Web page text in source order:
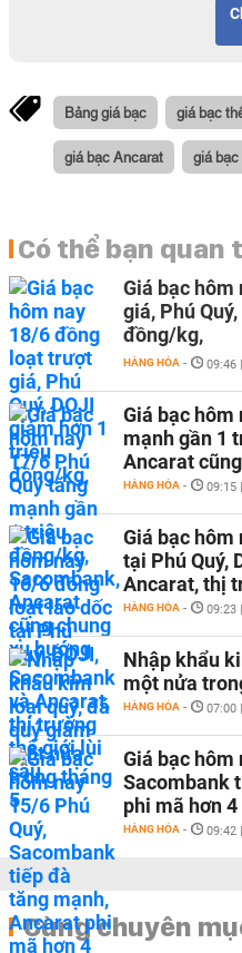
Bảng giá bạc giá bạc
giá bạc Ancarat giá bạc
Có thể bạn quan
Giá bạc
giá, Phú
đồng/kg,
HÀNG HÓA - 09:46
Giá bạc hôm
mạnh gần 1
Ancarat
HÀNG HÓA - 09:15
Giá bạc
tại Phú Quý,
Ancarat, thị
HÀNG HÓA - 09:23
Nhập khẩu
một nửa
HÀNG HÓA - 07:00
Giá bạc hôm
Sacombank
phi mã hơn
HÀNG HÓA - 09:42
Cùng chuyên